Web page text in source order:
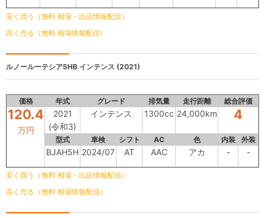
安く買う（無料 相場・出品情報配信）
高く売る（無料 相場情報配信）
ルノールーテシア5HB インテンス (2021)
価格 年式 グレード 排気量 走行距離 総合評価
120.4
万円
2021
(令和3)
インテンス 1300cc 24,000km 4
型式 車検 シフト AC 色 内装 外装
BJAH5H 2024/07 AT AAC アカ - -
安く買う（無料 相場・出品情報配信）
高く売る（無料 相場情報配信）